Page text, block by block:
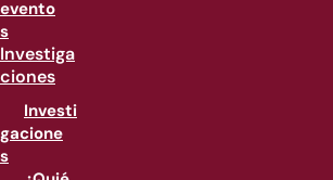
evento
s
Investiga
ciones
Investi
gacione
s